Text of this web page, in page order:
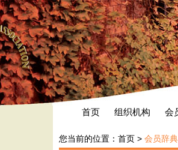
首页 组织机构 会
您当前的位置： 首页 > 会员辞典